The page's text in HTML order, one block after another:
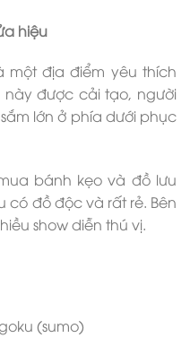
hiệu
một địa điểm yêu thích
này được cải tạo, người
lớn ở phía dưới phục
bánh kẹo và đồ lưu
có đồ độc và rất rẻ. Bên
show diễn thú vị.
(sumo)